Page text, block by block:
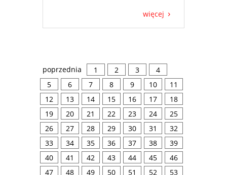
więcej
poprzednia 1 2 3
4
5
6 7 8 9 10
11
12
13 14 15 16 17
18
19
20 21 22 23 24
25
26
27 28 29 30 31
32
33
34 35 36 37 38
39
40
41 42 43 44 45
46
47
48 49 50 51 52
53